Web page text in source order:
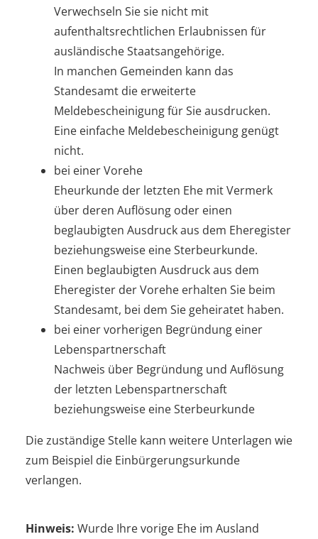
Verwechseln Sie sie nicht mit
aufenthaltsrechtlichen Erlaubnissen für
ausländische Staatsangehörige.
In manchen Gemeinden kann das
Standesamt die erweiterte
Meldebescheinigung für Sie ausdrucken.
Eine einfache Meldebescheinigung genügt
nicht.
bei einer Vorehe
Eheurkunde der letzten Ehe mit Vermerk
über deren Auflösung oder einen
beglaubigten Ausdruck aus dem Eheregister
beziehungsweise eine Sterbeurkunde.
Einen beglaubigten Ausdruck aus dem
Eheregister der Vorehe erhalten Sie beim
Standesamt, bei dem Sie geheiratet haben.
bei einer vorherigen Begründung einer
Lebenspartnerschaft
Nachweis über Begründung und Auflösung
der letzten Lebenspartnerschaft
beziehungsweise eine Sterbeurkunde
Die zuständige Stelle kann weitere Unterlagen wie
zum Beispiel die Einbürgerungsurkunde
verlangen.
Hinweis: Wurde Ihre vorige Ehe im Ausland